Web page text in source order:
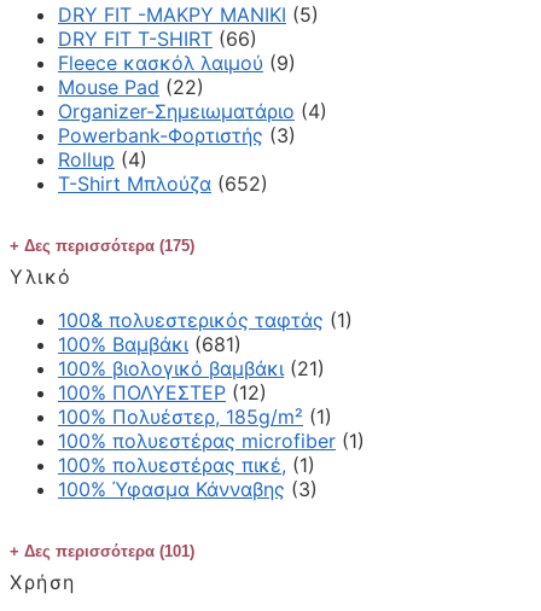
DRY FIT -ΜΑΚΡΥ ΜΑΝΙΚΙ (5)
DRY FIT T-SHIRT (66)
Fleece κασκόλ λαιμού (9)
Mouse Pad (22)
Organizer-Σημειωματάριο (4)
Powerbank-Φορτιστής (3)
Rollup (4)
T-Shirt Μπλούζα (652)
Δες περισσότερα (175)
Υλικό
100& πολυεστερικός ταφτάς (1)
100% Βαμβάκι (681)
100% βιολογικό βαμβάκι (21)
100% ΠΟΛΥΕΣΤΕΡ (12)
100% Πολυέστερ, 185g/m² (1)
100% πολυεστέρας microfiber (1)
100% πολυεστέρας πικέ, (1)
100% Ύφασμα Κάνναβης (3)
Δες περισσότερα (101)
Χρήση